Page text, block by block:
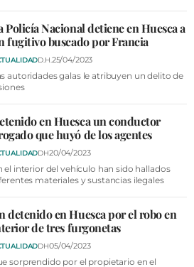
AMIGO MILITANTE
INICIAR SESIÓN
Policía Nacional detiene en Huesca a
fugitivo buscado por Francia
D.H. 25/04/2023
autoridades galas le atribuyen un delito de
en Huesca un conductor
que huyó de los agentes
DH20/04/2023
el interior del vehículo han sido hallados
materiales y sustancias ilegales
detenido en Huesca por el robo en
de tres furgonetas
DH05/04/2023
sorprendido por el propietario en el